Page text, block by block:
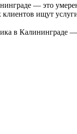
— это
ищут
в